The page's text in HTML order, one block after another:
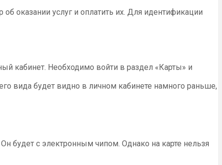
оказании услуг и оплатить их. Для идентификации
кабинет. Необходимо войти в раздел «Карты» и
вида будет видно в личном кабинете намного раньше,
будет с электронным чипом. Однако на карте нельзя